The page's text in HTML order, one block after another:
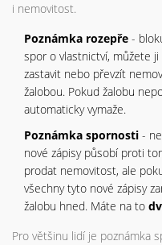
i nemovitost.
Poznámka rozepře -
spor o vlastnictví, můžete
zastavit nebo převzít
žalobou. Pokud žalobu
automaticky vymaže.
Poznámka spornosti -
nové zápisy působí proti
prodat nemovitost, ale
všechny tyto nové zápisy
žalobu hned. Máte na to
Pro většinu lidí je poznámka